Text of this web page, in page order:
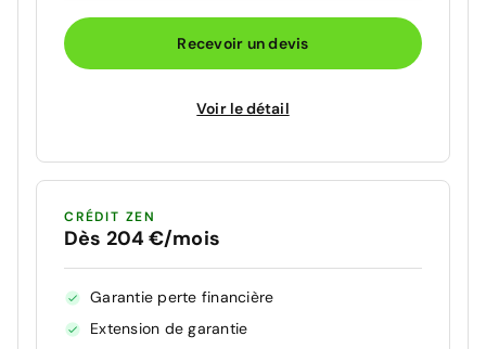
Recevoir un devis
Voir le détail
CRÉDIT ZEN
Dès 204 €/mois
Garantie perte financière
Extension de garantie